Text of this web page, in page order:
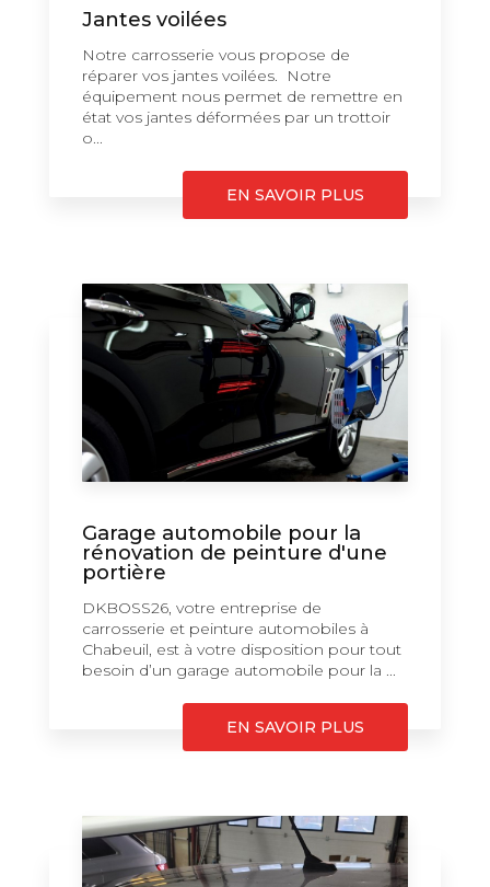
Jantes voilées
Notre carrosserie vous propose de
réparer vos jantes voilées. Notre
équipement nous permet de remettre en
état vos jantes déformées par un trottoir
o...
EN SAVOIR PLUS
Garage automobile pour la
rénovation de peinture d'une
portière
DKBOSS26, votre entreprise de
carrosserie et peinture automobiles à
Chabeuil, est à votre disposition pour tout
besoin d’un garage automobile pour la ...
EN SAVOIR PLUS